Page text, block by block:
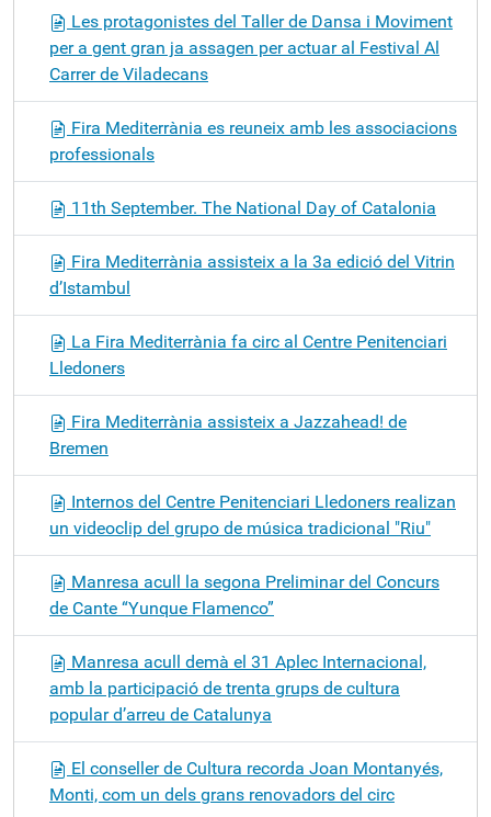
Les protagonistes del Taller de Dansa i Moviment
per a gent gran ja assagen per actuar al Festival Al
Carrer de Viladecans
Fira Mediterrània es reuneix amb les associacions
professionals
11th September. The National Day of Catalonia
Fira Mediterrània assisteix a la 3a edició del Vitrin
d’Istambul
La Fira Mediterrània fa circ al Centre Penitenciari
Lledoners
Fira Mediterrània assisteix a Jazzahead! de
Bremen
Internos del Centre Penitenciari Lledoners realizan
un videoclip del grupo de música tradicional "Riu"
Manresa acull la segona Preliminar del Concurs
de Cante “Yunque Flamenco”
Manresa acull demà el 31 Aplec Internacional,
amb la participació de trenta grups de cultura
popular d’arreu de Catalunya
El conseller de Cultura recorda Joan Montanyés,
Monti, com un dels grans renovadors del circ